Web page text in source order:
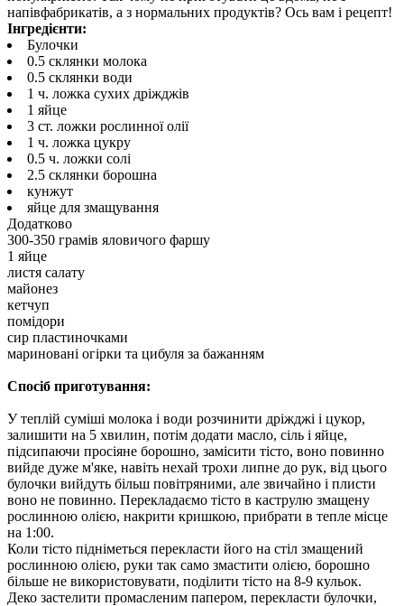
напівфабрикатів, а з нормальних продуктів? Ось вам і рецепт!
Інгредієнти:
Булочки
0.5 склянки молока
0.5 склянки води
1 ч. ложка сухих дріжджів
1 яйце
3 ст. ложки рослинної олії
1 ч. ложка цукру
0.5 ч. ложки солі
2.5 склянки борошна
кунжут
яйце для змащування
Додатково
300-350 грамів яловичого фаршу
1 яйце
листя салату
майонез
кетчуп
помідори
сир пластиночками
мариновані огірки та цибуля за бажанням
Спосіб приготування:
У теплій суміші молока і води розчинити дріжджі і цукор,
залишити на 5 хвилин, потім додати масло, сіль і яйце,
підсипаючи просіяне борошно, замісити тісто, воно повинно
вийде дуже м'яке, навіть нехай трохи липне до рук, від цього
булочки вийдуть більш повітряними, але звичайно і плисти
воно не повинно. Перекладаємо тісто в каструлю змащену
рослинною олією, накрити кришкою, прибрати в тепле місце
на 1:00.
Коли тісто підніметься перекласти його на стіл змащений
рослинною олією, руки так само змастити олією, борошно
більше не використовувати, поділити тісто на 8-9 кульок.
Деко застелити промасленим папером, перекласти булочки,